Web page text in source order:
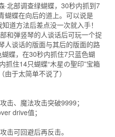
·北部调查绿蝴蝶，30秒内抓到7
蝴蝶在向后的道上。可以说是
道方法后差点没一次就入手！
和弹竖琴的人谈话后可玩一个捉
人谈话的版面与其后的版面的路
蝶，在30秒内抓住7只蓝色蝴
抓住14只蝴蝶“木星の聖印”宝箱
于太简单不说了）
击、魔法攻击突破9999；
drive值；
击可回避后再反击。